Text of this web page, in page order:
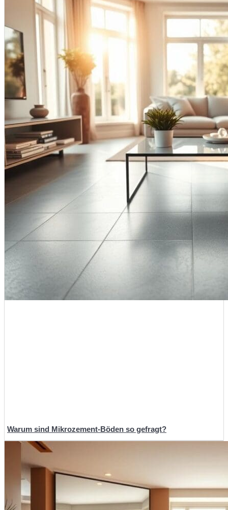
Warum sind Mikrozement-Böden so gefragt?